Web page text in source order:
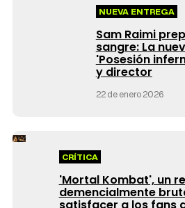
NUEVA ENTREGA
Sam Raimi
sangre: La
'Posesión
y director
22 de enero 2026
CRÍTICA
'Mortal Kombat', un
demencialmente